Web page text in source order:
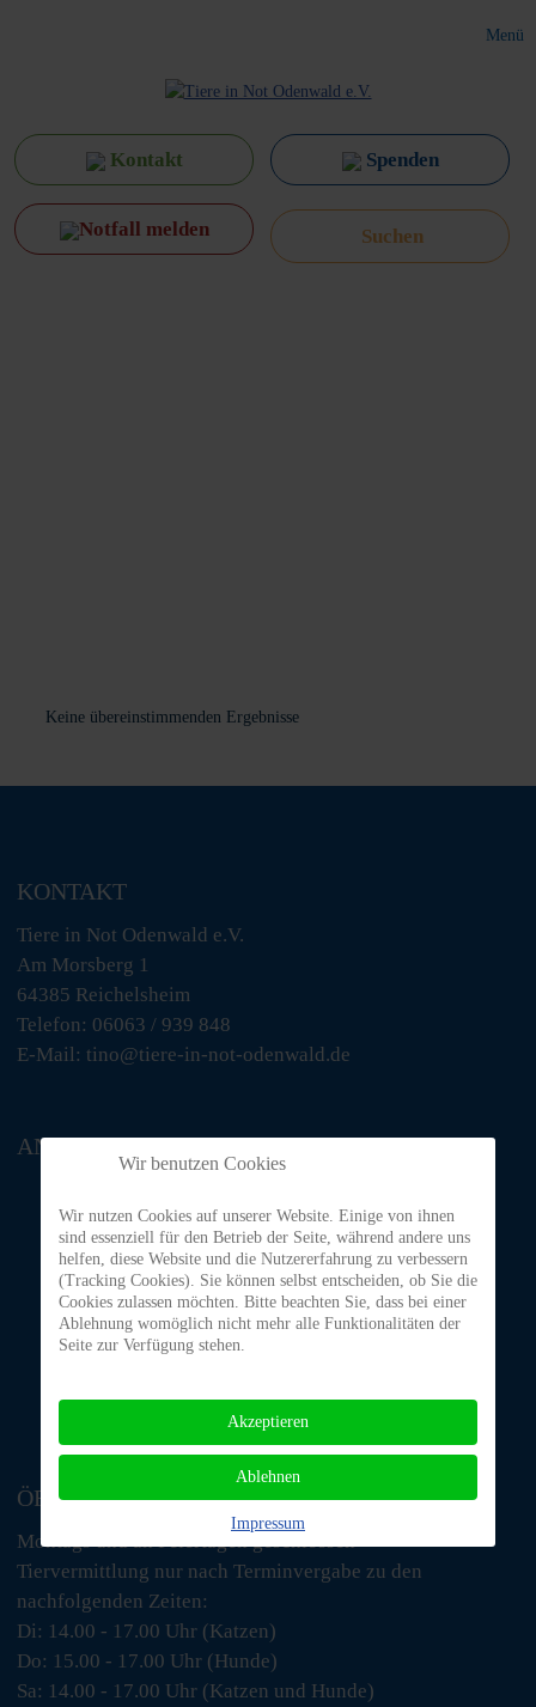
Menü
Kontakt Spenden
Notfall melden
Keine übereinstimmenden Ergebnisse
KONTAKT
Tiere in Not Odenwald e.V.
Am Morsberg 1
64385 Reichelsheim
Telefon: 06063 / 939 848
E-Mail: tino@tiere-in-not-odenwald.de
ANFAHRT
ÖFFNUNGSZEITEN
Montags und an Feiertagen geschlossen
Tiervermittlung nur nach Terminvergabe zu den
nachfolgenden Zeiten:
Di: 14.00 - 17.00 Uhr (Katzen)
Do: 15.00 - 17.00 Uhr (Hunde)
Sa: 14.00 - 17.00 Uhr (Katzen und Hunde)
Wir benutzen Cookies
Wir nutzen Cookies auf unserer Website. Einige von ihnen
sind essenziell für den Betrieb der Seite, während andere uns
helfen, diese Website und die Nutzererfahrung zu verbessern
(Tracking Cookies). Sie können selbst entscheiden, ob Sie die
Cookies zulassen möchten. Bitte beachten Sie, dass bei einer
Ablehnung womöglich nicht mehr alle Funktionalitäten der
Seite zur Verfügung stehen.
Akzeptieren
Ablehnen
Impressum